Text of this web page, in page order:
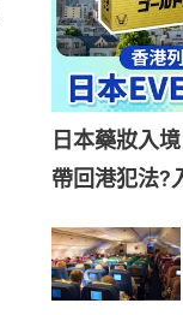
日本藥妝入
帶回港犯法?